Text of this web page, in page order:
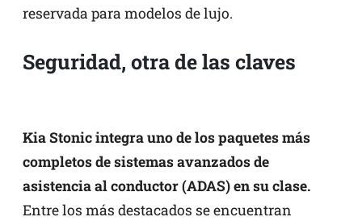
reservada para modelos de lujo.
Seguridad, otra de las claves
Kia Stonic integra uno de los paquetes más
completos de sistemas avanzados de
asistencia al conductor (ADAS) en su clase.
Entre los más destacados se encuentran